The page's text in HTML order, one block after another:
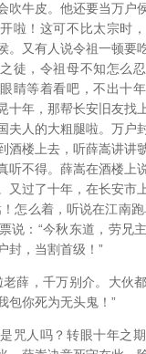
吹牛皮。他还要当万户
啦！这可不比太宗时
。又有人说令祖一顿要
徒，令祖母不知怎么
睛等着看吧，不出十
十年，那帮长安旧友找
夫人的大粗腿啦。万户
酒楼上去，听薛嵩讲讲
听不得。薛嵩在酒楼上
又过了十年，在长安市
怎么着，听说在江南
说：“今秋东道，劳兄
封，当割首级！”
，千万别介。大伙都
包你死为无头鬼！”
人吗？转眼十年之期